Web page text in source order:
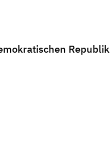
Republik